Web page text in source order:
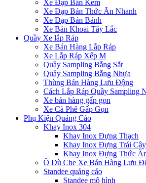
Xe Đạp Bán Kem
Xe Đạp Bán Thức Ăn Nhanh
Xe Đạp Bán Bánh
Xe Bán Khoai Tây Lắc
Quầy Xe lắp Ráp
Xe Bán Hàng Lắp Ráp
Xe Lắp Ráp Xếp M
Quầy Sampling Bằng Sắt
Quầy Sampling Bằng Nhựa
Thùng Bán Hàng Lưu Động
Cách Lắp Ráp Quầy Sampling
Xe bán hàng gấp gọn
Xe Cà Phê Gấp Gọn
Phụ Kiện Quảng Cáo
Khay Inox 304
Khay Inox Đựng Thạch
Khay Inox Đựng Trái Cây
Khay Inox Đựng Thức
Ô Dù Che Xe Bán Hàng Lưu
Standee quảng cáo
Standee mô hình